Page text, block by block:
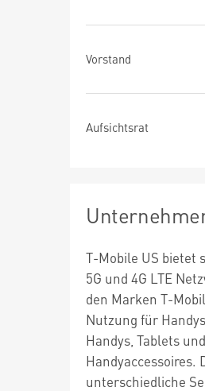
Vorstand
Aufsichtsrat
T-Mobile US bietet
5G und 4G LTE
den Marken T-
Nutzung für
Handys, Tablets
unterschiedliche